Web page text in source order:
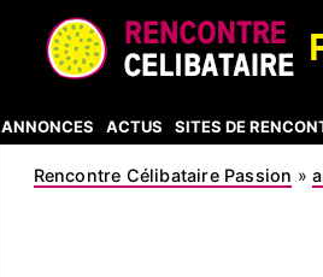
ANNONCES ACTUS SITES DE
Rencontre Célibataire Passion »